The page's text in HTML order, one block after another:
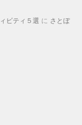
ビティ５選 に さとぼ